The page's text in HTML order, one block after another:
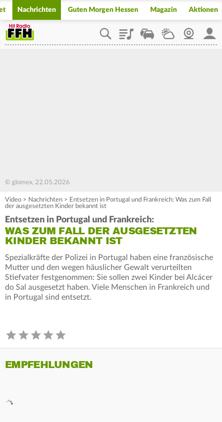
Nachrichten Guten Morgen Hessen Magazin Aktionen
PlaylistStaupilotWetterWebcam
© glomex, 22.05.2026
Video > Nachrichten > Entsetzen in Portugal und Frankreich: Was zum Fall
der ausgesetzten Kinder bekannt ist
Entsetzen in Portugal und Frankreich:
WAS ZUM FALL DER AUSGESETZTEN
KINDER BEKANNT IST
Spezialkräfte der Polizei in Portugal haben eine französische
Mutter und den wegen häuslicher Gewalt verurteilten
Stiefvater festgenommen: Sie sollen zwei Kinder bei Alcácer
do Sal ausgesetzt haben. Viele Menschen in Frankreich und
in Portugal sind entsetzt.
EMPFEHLUNGEN